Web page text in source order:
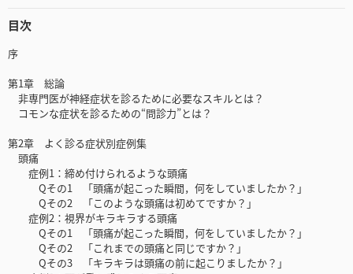
目次
序
第1章 総論
非専門医が神経症状を診るために必要なスキルとは？
コモンな症状を診るための“問診力”とは？
第2章 よく診る症状別症例集
頭痛
症例1：締め付けられるような頭痛
Qその1 「頭痛が起こった瞬間，何をしていましたか？」
Qその2 「このような頭痛は初めてですか？」
症例2：視界がキラキラする頭痛
Qその1 「頭痛が起こった瞬間，何をしていましたか？」
Qその2 「これまでの頭痛と同じですか？」
Qその3 「キラキラは頭痛の前に起こりましたか？」